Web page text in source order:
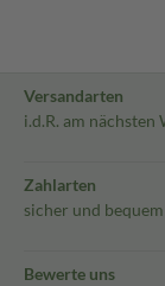
Versandarten
i.d.R. am nächsten
Zahlarten
sicher und bequem
Bewerte uns